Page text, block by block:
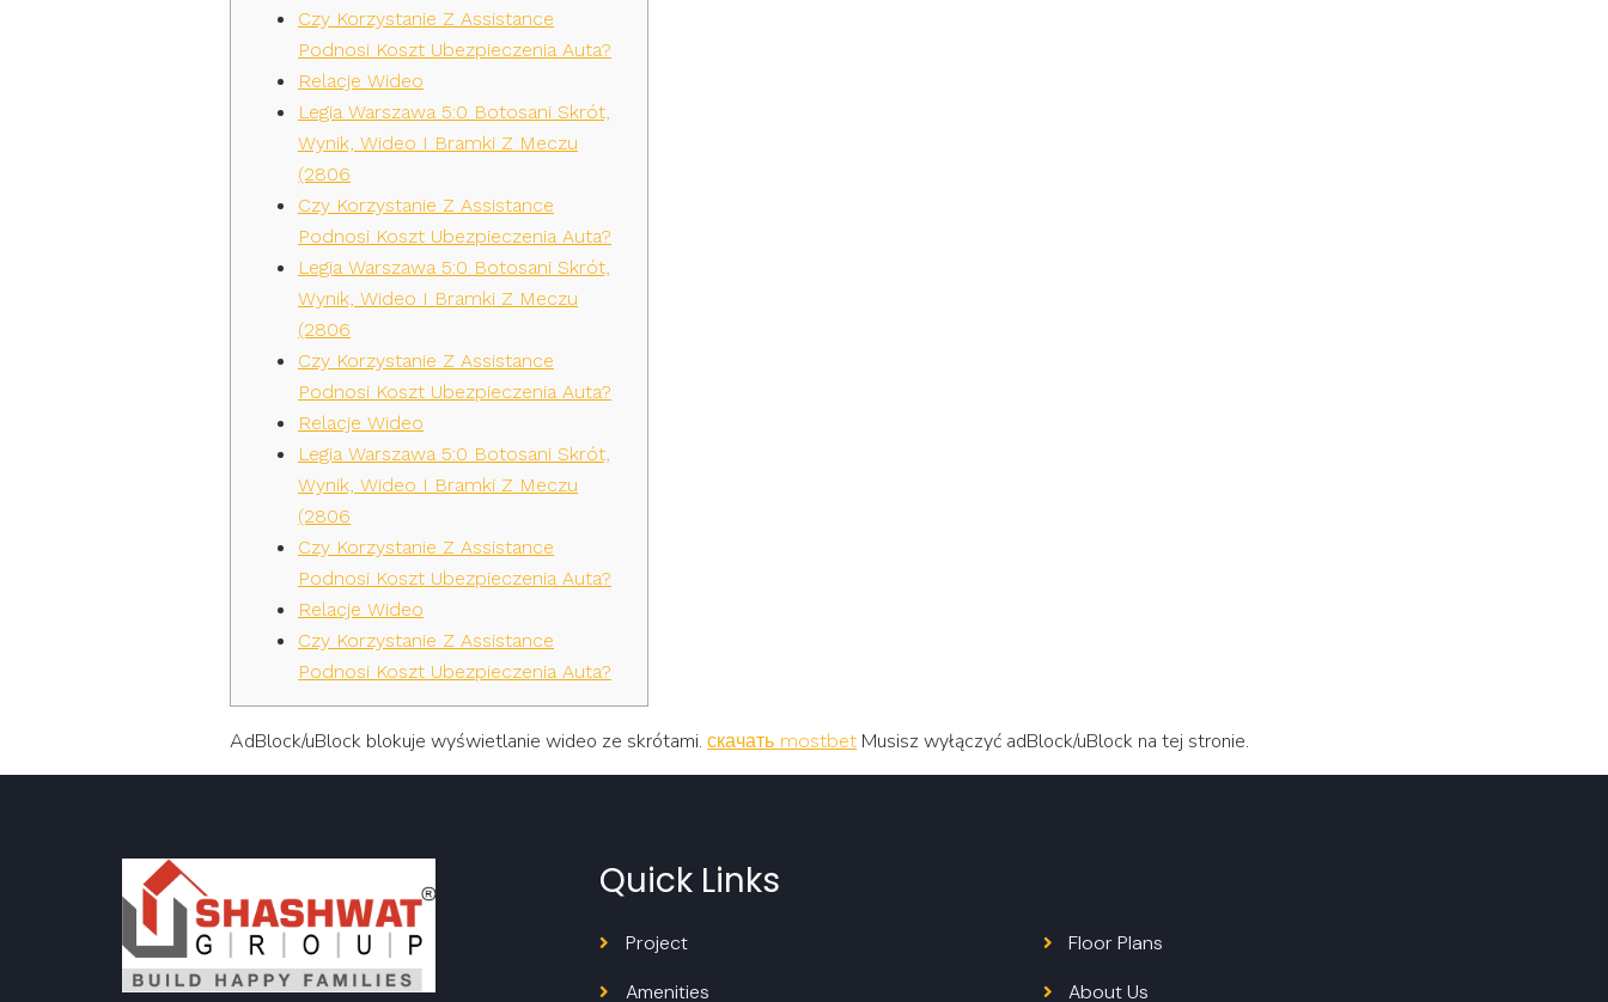
Czy Korzystanie Z Assistance
Podnosi Koszt Ubezpieczenia Auta?
Relacje Wideo
Legia Warszawa 5:0 Botosani Skrót,
Wynik, Wideo I Bramki Z Meczu
(2806
Czy Korzystanie Z Assistance
Podnosi Koszt Ubezpieczenia Auta?
Legia Warszawa 5:0 Botosani Skrót,
Wynik, Wideo I Bramki Z Meczu
(2806
Czy Korzystanie Z Assistance
Podnosi Koszt Ubezpieczenia Auta?
Relacje Wideo
Legia Warszawa 5:0 Botosani Skrót,
Wynik, Wideo I Bramki Z Meczu
(2806
Czy Korzystanie Z Assistance
Podnosi Koszt Ubezpieczenia Auta?
Relacje Wideo
Czy Korzystanie Z Assistance
Podnosi Koszt Ubezpieczenia Auta?
AdBlock/uBlock blokuje wyświetlanie wideo ze skrótami. скачать mostbet Musisz wyłączyć adBlock/uBlock na tej stronie.
Quick Links
Project
Amenities
Floor Plans
About Us